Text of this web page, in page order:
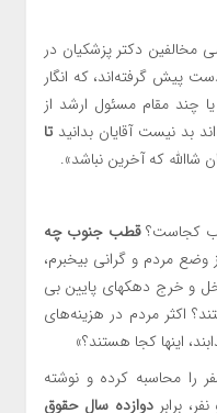
مخالفین دکتر پزشکیان در
پیش گرفته‌اند، که انگار
چند مقام مسئول ارشد از
بد نیست آقایان بدانید تا
شاالله که آخرین نباشد».
کجاست؟قطب جنوب چه
مردم و گرانی بیخبرم،
و خرج دهکهای پایین بی
اکثر مردم در هزینه‌های
اینها کجا هستند؟»
محاسبه کرده و نوشته
برابردوازده سال حقوق